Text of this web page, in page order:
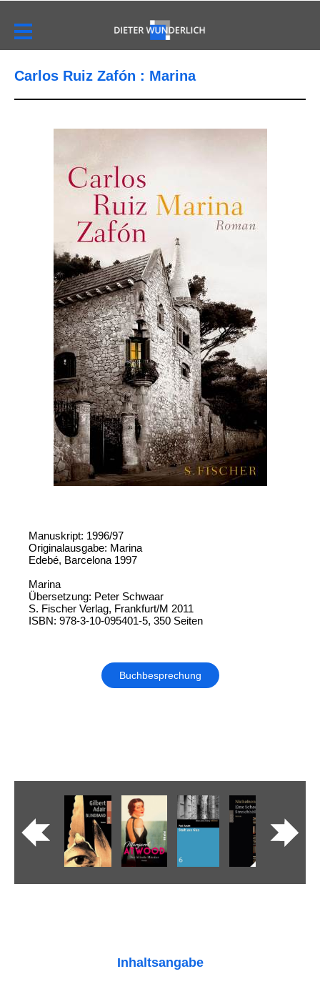
Carlos Ruiz Zafón : Marina
Manuskript: 1996/97
Originalausgabe: Marina
Edebé, Barcelona 1997
Marina
Übersetzung: Peter Schwaar
S. Fischer Verlag, Frankfurt/M 2011
ISBN: 978-3-10-095401-5, 350 Seiten
Buchbesprechung
Inhaltsangabe